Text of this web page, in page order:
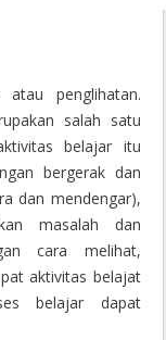
penglihatan.
salah satu
belajar itu
bergerak dan
dan mendengar),
masalah dan
cara melihat,
aktivitas belajat
belajar dapat